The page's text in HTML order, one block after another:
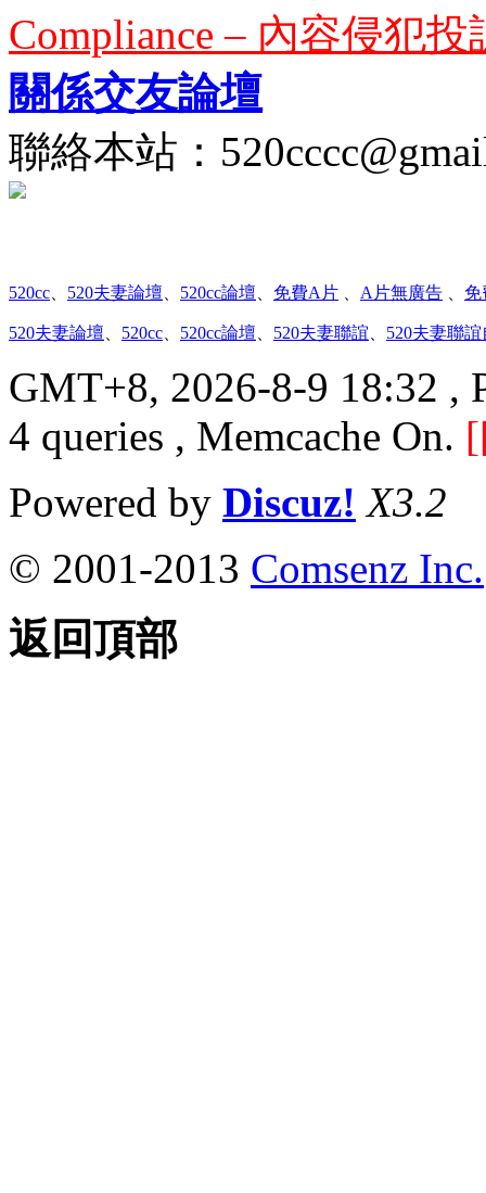
Compliance – 內容侵犯投
關係交友論壇
聯絡本站：
520cc 520夫妻論壇 520cc論壇 免費A片 A片無廣告 免
520夫妻論壇 520cc 520cc論壇 520夫妻聯誼 520夫妻聯
GMT+8, 2026-8-9 18:32 ,
4 queries , Memcache On.
Powered by Discuz! X3.2
© 2001-2013 Comsenz Inc.
返回頂部